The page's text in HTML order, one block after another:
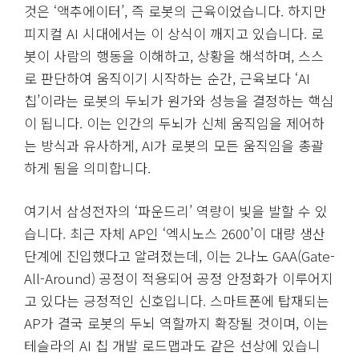
것은 ‘액추에이터’, 즉 로봇의 근육이었습니다. 하지만
피지컬 AI 시대에서는 이 상식이 깨지고 있습니다. 로
봇이 사람의 행동을 이해하고, 상황을 해석하며, 스스
로 판단하여 움직이기 시작하는 순간, 근육보다 ‘AI
칩’이라는 로봇의 두뇌가 원가와 성능을 결정하는 핵심
이 됩니다. 이는 인간의 두뇌가 신체 움직임을 제어하
는 방식과 유사하게, AI가 로봇의 모든 움직임을 총괄
하게 됨을 의미합니다.
여기서 삼성전자의 ‘파운드리’ 역량이 빛을 발할 수 있
습니다. 최근 자체 AP인 ‘엑시노스 2600’이 대량 생산
단계에 진입했다고 알려졌는데, 이는 2나노 GAA(Gate-
All-Around) 공정이 적용되어 공정 안정화가 이루어지
고 있다는 긍정적인 신호입니다. 스마트폰에 탑재되는
AP가 결국 로봇의 두뇌 역할까지 확장될 것이며, 이는
테슬라의 AI 칩 개발 로드맵과도 같은 선상에 있습니